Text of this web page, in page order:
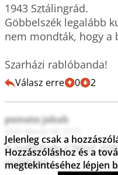
1943 Sztálingrád.
Göbbelszék legalább
nem mondták, hogy a
Szarházi rablóbanda!
Válasz erre 0 2
pemete jakab
A reálbérek a felső
csökkent.
Jelenleg csak a
Hozzászóláshoz és a
megtekintéséhez lépjen